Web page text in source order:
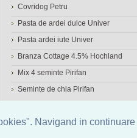
Navigand in
Covridog Petru
Pasta de ardei dulce Univer
Pasta ardei iute Univer
Branza Cottage 4.5% Hochland
Mix 4 seminte Pirifan
Seminte de chia Pirifan
© 2006-2026 OneDen.com|Cautare